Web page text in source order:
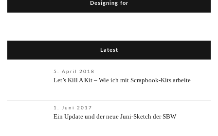
Designing for
Latest
5. April 2018
Let’s Kill A Kit – Wie ich mit Scrapbook-Kits arbeite
1. Juni 2017
Ein Update und der neue Juni-Sketch der SBW